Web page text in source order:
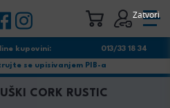
kupovini: 013/33 18 34
se upisivanjem PIB-a
CORK RUSTIC
Zatvori